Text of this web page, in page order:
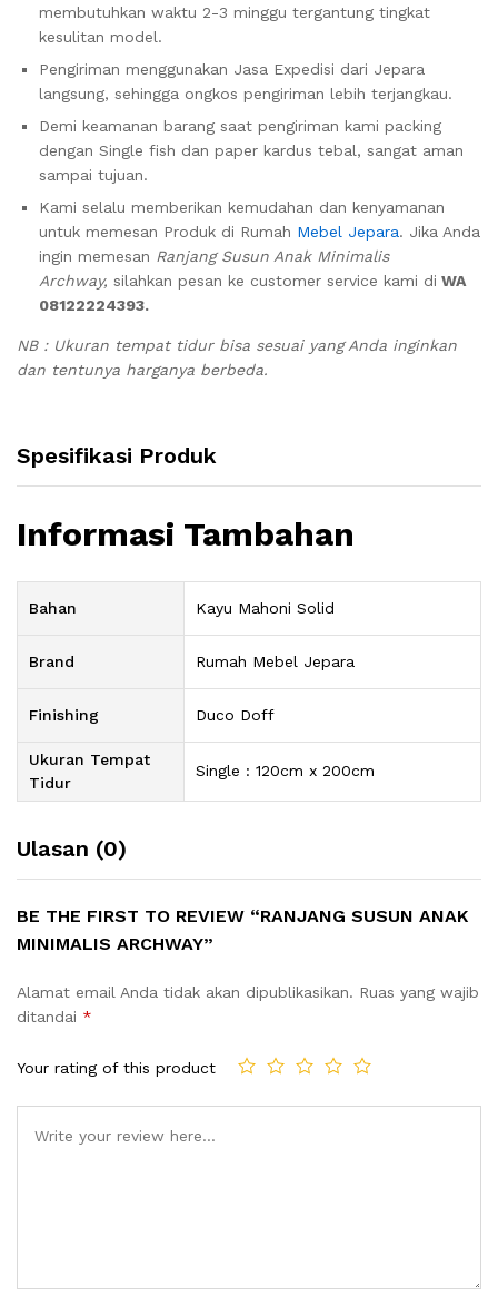
membutuhkan waktu 2-3 minggu tergantung tingkat
kesulitan model.
Pengiriman menggunakan Jasa Expedisi dari Jepara
langsung, sehingga ongkos pengiriman lebih terjangkau.
Demi keamanan barang saat pengiriman kami packing
dengan Single fish dan paper kardus tebal, sangat aman
sampai tujuan.
Kami selalu memberikan kemudahan dan kenyamanan
untuk memesan Produk di Rumah Mebel Jepara. Jika Anda
ingin memesan Ranjang Susun Anak Minimalis
Archway, silahkan pesan ke customer service kami di WA
08122224393.
NB : Ukuran tempat tidur bisa sesuai yang Anda inginkan
dan tentunya harganya berbeda.
Spesifikasi Produk
Informasi Tambahan
Bahan Kayu Mahoni Solid
Brand Rumah Mebel Jepara
Finishing Duco Doff
Ukuran Tempat
Tidur
Single : 120cm x 200cm
Ulasan (0)
BE THE FIRST TO REVIEW “RANJANG SUSUN ANAK
MINIMALIS ARCHWAY”
Alamat email Anda tidak akan dipublikasikan. Ruas yang wajib
ditandai *
Your rating of this product